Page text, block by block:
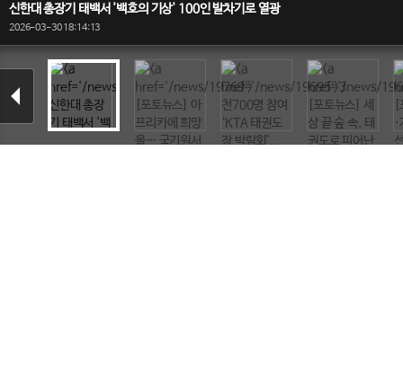
신한대 총장기 태백서 '백호의 기상' 100인 발차기로 열광
2026-03-30 18:14:13